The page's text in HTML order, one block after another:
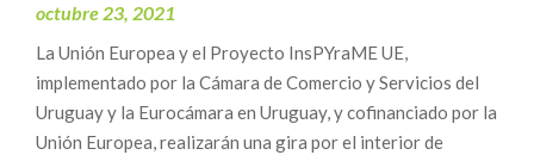
octubre 23, 2021
La Unión Europea y el Proyecto InsPYraME UE,
implementado por la Cámara de Comercio y Servicios del
Uruguay y la Eurocámara en Uruguay, y cofinanciado por la
Unión Europea, realizarán una gira por el interior de